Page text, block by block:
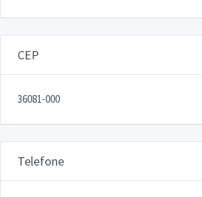
CEP
36081-000
Telefone